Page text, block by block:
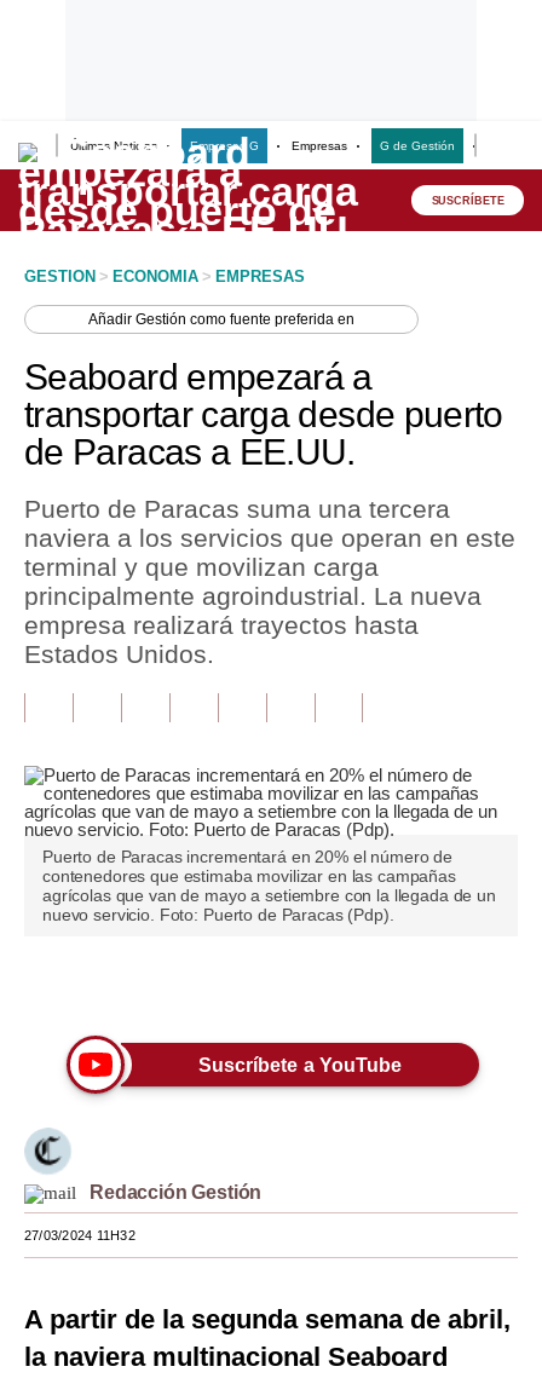
Últimas Noticias Empresas G Empresas G de Gestión
Lo último
Peru Quiosco
Economía
Mercados
Política
Tu Dinero
Finanzas Personales
Opinión
Editorial
Pregunta de hoy
Blogs
Viajes
Estilos
Mundo
EEUU
México
España
SUSCRÍBETE
GESTION > ECONOMIA > EMPRESAS
AñadirGestión como fuente preferida en
Seaboard empezará a
transportar carga desde puerto
de Paracas a EE.UU.
Puerto de Paracas suma una tercera
naviera a los servicios que operan en este
terminal y que movilizan carga
principalmente agroindustrial. La nueva
empresa realizará trayectos hasta
Estados Unidos.
Puerto de Paracas incrementará en 20% el número de
contenedores que estimaba movilizar en las campañas
agrícolas que van de mayo a setiembre con la llegada de un
nuevo servicio. Foto: Puerto de Paracas (Pdp).
Suscríbete a YouTube
Redacción Gestión
27/03/2024 11H32
A partir de la segunda semana de abril,
la naviera multinacional Seaboard